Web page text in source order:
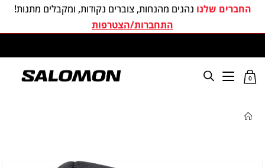
החברים שלנו נהנים מהנחות, צוברים נקודות, ומקבלים מתנות!
התחברות/הצטרפות
0